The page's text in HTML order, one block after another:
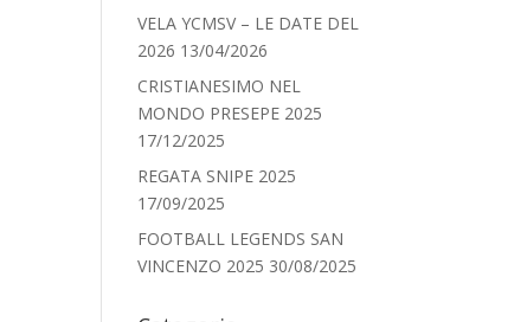
VELA YCMSV – LE DATE DEL
2026 13/04/2026
CRISTIANESIMO NEL
MONDO PRESEPE 2025
17/12/2025
REGATA SNIPE 2025
17/09/2025
FOOTBALL LEGENDS SAN
VINCENZO 2025 30/08/2025